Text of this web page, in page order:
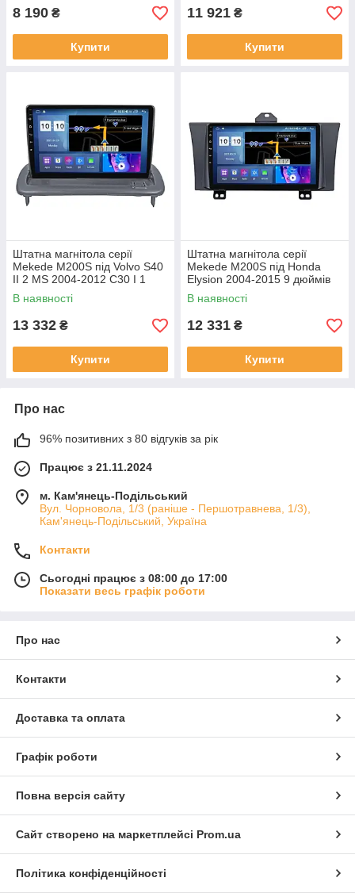
8 190 ₴
Купити
11 921 ₴
Купити
Штатна магнітола серії
Mekede M200S під Volvo S40
II 2 MS 2004-2012 C30 I 1
2006-2013 C70 II 2 2005-2013
(W2)
В наявності
13 332 ₴
Купити
Штатна магнітола серії
Mekede M200S під Honda
Elysion 2004-2015 9 дюймів
В наявності
12 331 ₴
Купити
Про нас
96% позитивних з 80 відгуків за рік
Працює з 21.11.2024
м. Кам'янець-Подільський
Вул. Чорновола, 1/3 (раніше - Першотравнева, 1/3),
Кам'янець-Подільський, Україна
Контакти
Сьогодні працює з 08:00 до 17:00
Показати весь графік роботи
Про нас
Контакти
Доставка та оплата
Графік роботи
Повна версія сайту
Сайт створено на маркетплейсі Prom.ua
Політика конфіденційності